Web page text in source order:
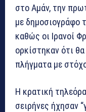
στο Αμάν, την
με δημοσιογράφο
καθώς οι Ιρανοί
ορκίστηκαν ότι
πλήγματα με
Η κρατική
σειρήνες ήχησαν